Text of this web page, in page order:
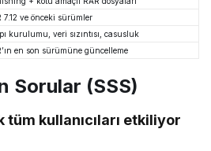
7.12 ve önceki sürümler
kurulumu, veri sızıntısı, casusluk
en son sürümüne güncelleme
Sorular (SSS)
tüm kullanıcıları etkiliyor